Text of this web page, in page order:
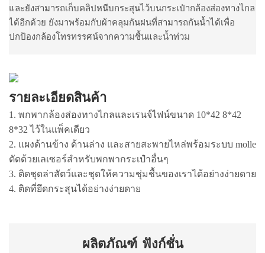
และยังสามารถเก็บคลิปหนีบกระสุนไว้บนกระเป๋ากล้องส่องทางไกล
ได้อีกด้วย ยังมาพร้อมกับผ้าคลุมกันฝนที่สามารถกันน้ำได้เพื่อ
ปกป้องกล้องโทรทรรศน์จากความชื้นและน้ำท่วม
รายละเอียดสินค้า
1. พกพากล้องส่องทางไกลและเรนจ์ไฟน์ขนาด 10*42 8*42
8*32 ไว้ในแพ็คเดียว
2. แผงด้านข้าง ด้านล่าง และสายสะพายไหล่พร้อมระบบ molle
ตัดด้วยเลเซอร์สำหรับพกพากระเป๋าอื่นๆ
3. ติดชุดล่าสัตว์และชุดให้ความชุ่มชื้นของเราได้อย่างง่ายดาย
4. ติดที่ยึดกระสุนได้อย่างง่ายดาย
ผลิตภัณฑ์ ฟังก์ชั่น